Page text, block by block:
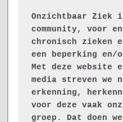
Onzichtbaar Ziek
community, voor
chronisch zieken
een beperking en/
Met deze website
media streven we
erkenning,
voor deze vaak
groep. Dat doen